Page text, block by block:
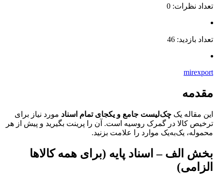
تعداد نظرات: 0
تعداد بازدید: 46
mirexport
مقدمه
این مقاله یک چک‌لیست جامع و یکجای تمام اسناد مورد نیاز برای
ترخیص کالا در گمرک روسیه است. آن را پرینت بگیرید و پیش از هر
محموله، یک‌به‌یک موارد را علامت بزنید.
بخش الف – اسناد پایه (برای همه کالاها
الزامی)